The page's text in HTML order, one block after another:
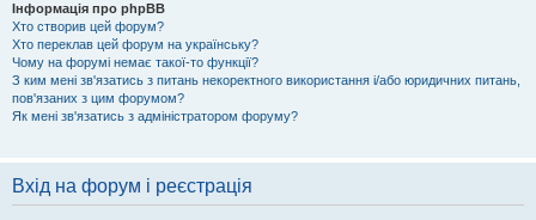
Інформація про phpBB
Хто створив цей форум?
Хто переклав цей форум на українську?
Чому на форумі немає такої-то функції?
З ким мені зв'язатись з питань некоректного використання і/або юридичних питань,
пов'язаних з цим форумом?
Як мені зв'язатись з адміністратором форуму?
Вхід на форум і реєстрація